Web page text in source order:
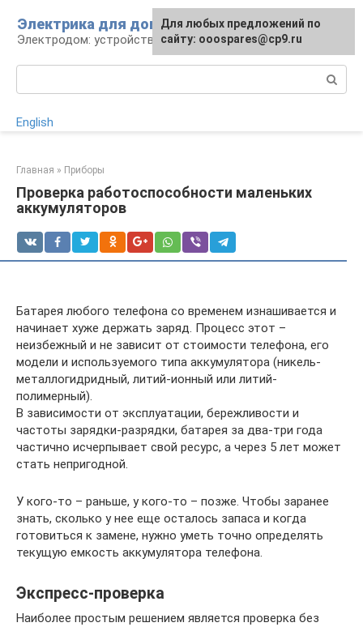
контенту
Электрика для дома
Электродом: устройства, кабели, ремонт
English
Главная » Приборы
Проверка работоспособности маленьких
аккумуляторов
Батарея любого телефона со временем изнашивается и
начинает хуже держать заряд. Процесс этот –
неизбежный и не зависит от стоимости телефона, его
модели и используемого типа аккумулятора (никель-
металлогидридный, литий-ионный или литий-
полимерный).
В зависимости от эксплуатации, бережливости и
частоты зарядки-разрядки, батарея за два-три года
частично исчерпывает свой ресурс, а через 5 лет может
стать непригодной.
У кого-то – раньше, у кого-то – позже. Чтобы заранее
знать, сколько у нее еще осталось запаса и когда
готовиться к замене, нужно уметь точно определять
текущую емкость аккумулятора телефона.
Экспресс-проверка
Наиболее простым решением является проверка без
Для любых предложений по
сайту: ooospares@cp9.ru